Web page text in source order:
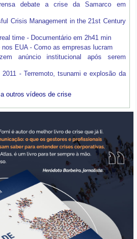
debate a crise da Samarco em
Crisis Management in the 21st Century
time - Documentário em 2h41 min
EUA - Como as empresas lucram
anúncio institucional após serem
- Terremoto, tsunami e explosão da
outros vídeos de crise